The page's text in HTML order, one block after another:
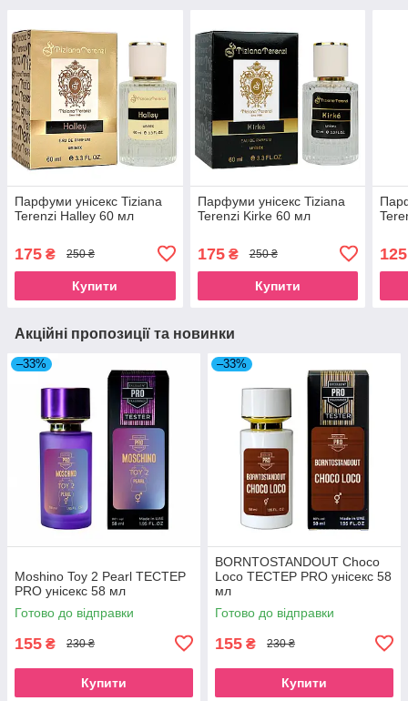
Парфуми унісекс Tiziana
Terenzi Halley 60 мл
175 ₴ 250 ₴
Купити
Парфуми унісекс Tiziana
Terenzi Kirke 60 мл
175₴ 250 ₴
Купити
125
Акційні пропозиції та новинки
–33%
Moshino Toy 2 Pearl ТЕСТЕР
PRO унісекс 58 мл
Готово до відправки
155 ₴ 230 ₴
Купити
–33%
BORNTOSTANDOUT Choco
Loco ТЕСТЕР PRO унісекс 58
мл
Готово до відправки
155 ₴ 230 ₴
Купити